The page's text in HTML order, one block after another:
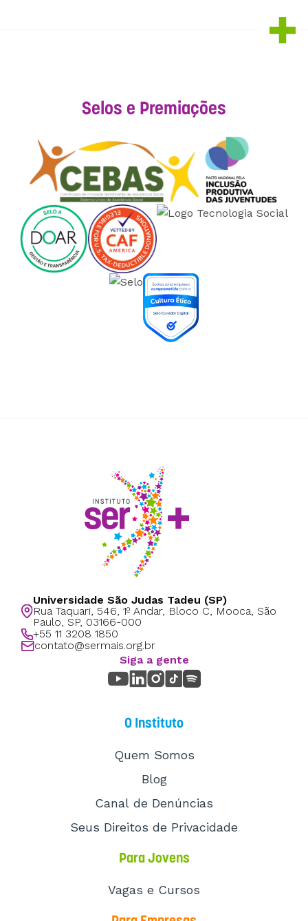
Selos e Premiações
Universidade São Judas Tadeu (SP)
Rua Taquari, 546, 1º Andar, Bloco C, Mooca, São
Paulo, SP, 03166-000
+55 11 3208 1850
contato@sermais.org.br
Siga a gente
O Instituto
Quem Somos
Blog
Canal de Denúncias
Seus Direitos de Privacidade
Para Jovens
Vagas e Cursos